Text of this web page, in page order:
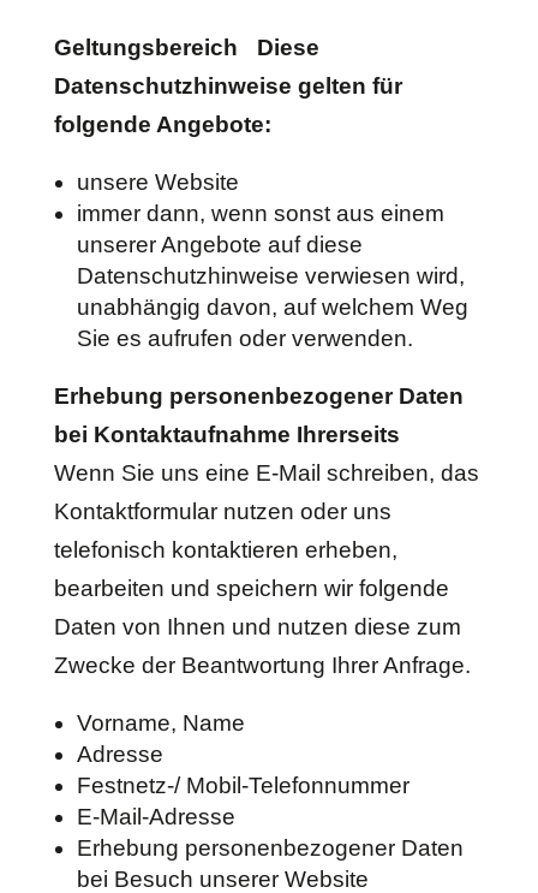
Geltungsbereich Diese
Datenschutzhinweise gelten für
folgende Angebote:
unsere Website
immer dann, wenn sonst aus einem
unserer Angebote auf diese
Datenschutzhinweise verwiesen wird,
unabhängig davon, auf welchem Weg
Sie es aufrufen oder verwenden.
Erhebung personenbezogener Daten
bei Kontaktaufnahme Ihrerseits
Wenn Sie uns eine E-Mail schreiben, das
Kontaktformular nutzen oder uns
telefonisch kontaktieren erheben,
bearbeiten und speichern wir folgende
Daten von Ihnen und nutzen diese zum
Zwecke der Beantwortung Ihrer Anfrage.
Vorname, Name
Adresse
Festnetz-/ Mobil-Telefonnummer
E-Mail-Adresse
Erhebung personenbezogener Daten
bei Besuch unserer Website